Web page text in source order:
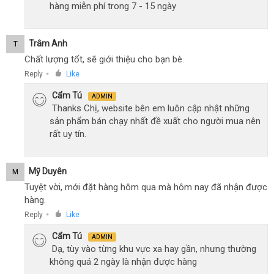
hàng miễn phí trong 7 - 15 ngày
T Trâm Anh
Chất lượng tốt, sẽ giới thiệu cho bạn bè.
Reply ● Like
Cẩm Tú ADMIN
Thanks Chị, website bên em luôn cập nhật những
sản phẩm bán chạy nhất đề xuất cho người mua nên
rất uy tín.
M Mỹ Duyên
Tuyệt vời, mới đặt hàng hôm qua mà hôm nay đã nhận được
hàng.
Reply ● Like
Cẩm Tú ADMIN
Dạ, tùy vào từng khu vực xa hay gần, nhưng thường
không quá 2 ngày là nhận được hàng